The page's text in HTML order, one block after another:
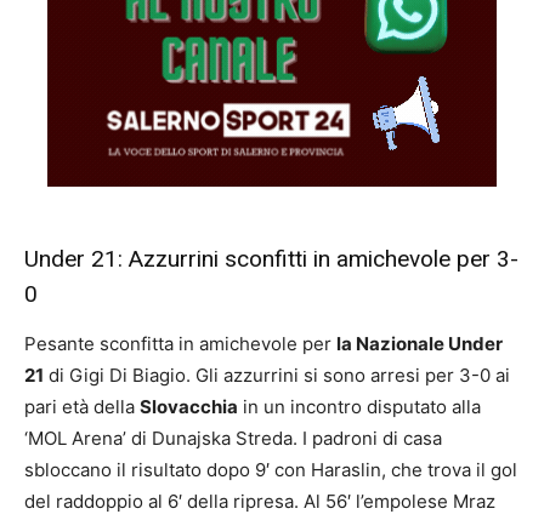
Under 21: Azzurrini sconfitti in amichevole per 3-
0
Pesante sconfitta in amichevole per la Nazionale Under
21 di Gigi Di Biagio. Gli azzurrini si sono arresi per 3-0 ai
pari età della Slovacchia in un incontro disputato alla
‘MOL Arena’ di Dunajska Streda. I padroni di casa
sbloccano il risultato dopo 9′ con Haraslin, che trova il gol
del raddoppio al 6′ della ripresa. Al 56′ l’empolese Mraz